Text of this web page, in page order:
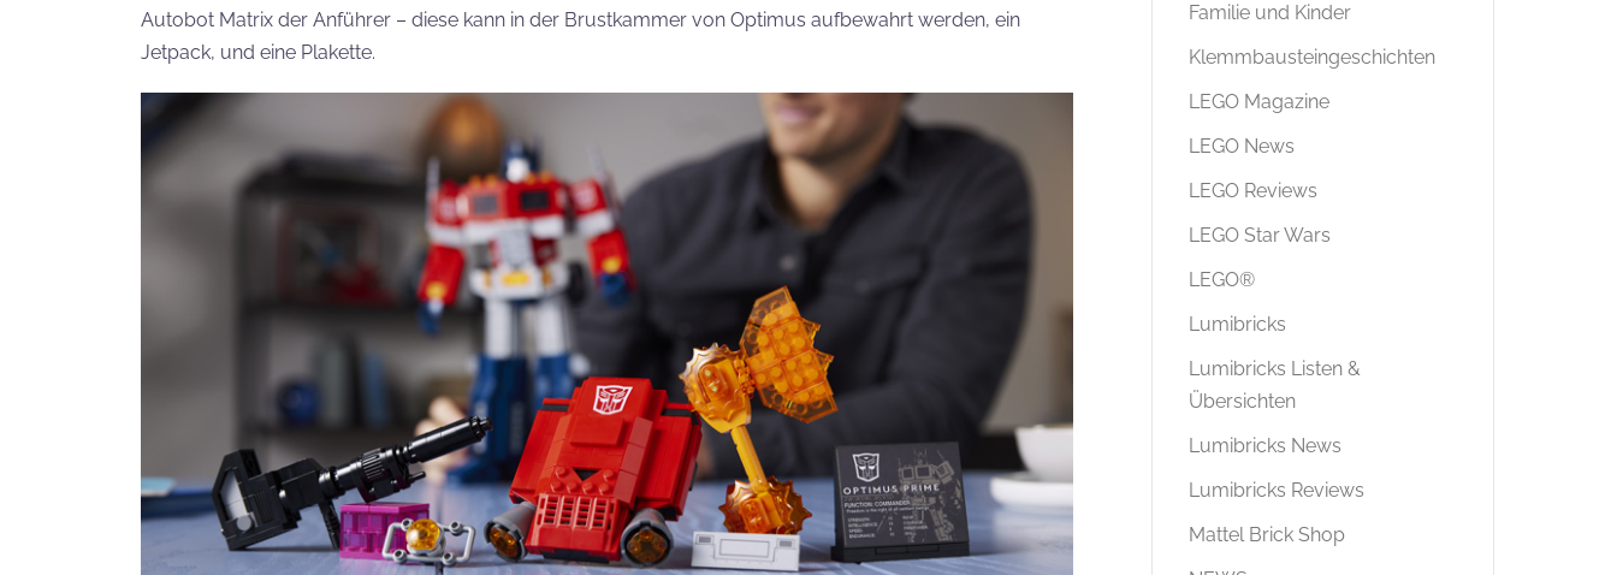
Autobot Matrix der Anführer – diese kann in der Brustkammer von Optimus aufbewahrt werden, ein
Jetpack, und eine Plakette.
Familie und Kinder
Klemmbausteingeschichten
LEGO Magazine
LEGO News
LEGO Reviews
LEGO Star Wars
LEGO®
Lumibricks
Lumibricks Listen &
Übersichten
Lumibricks News
Lumibricks Reviews
Mattel Brick Shop